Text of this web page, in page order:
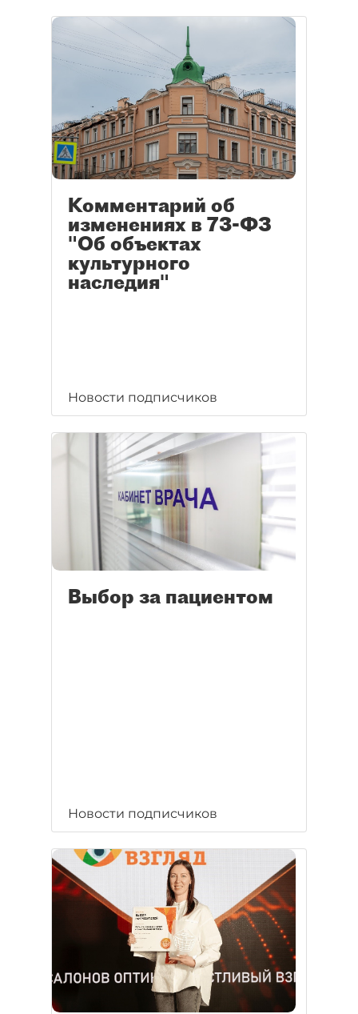
Комментарий об
изменениях в 73-ФЗ
"Об объектах
культурного
наследия"
Новости подписчиков
Выбор за пациентом
Новости подписчиков